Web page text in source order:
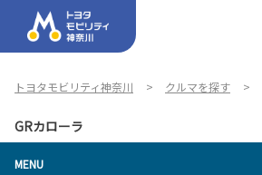
トヨタモビリティ神奈川 クルマを探す
GRカローラ
MENU